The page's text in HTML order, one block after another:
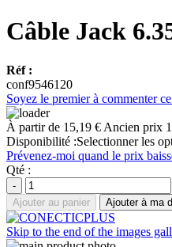
Câble Jack
Réf :
conf9546120
Soyez le premier à commenter
À partir de 15,19 € Ancien prix
Disponibilité :Selectionner les
Prévenez-moi quand le prix
Qté :
-
Ajouter au panier
Ajouter à ma
Skip to the end of the images